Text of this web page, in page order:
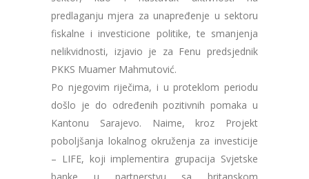
predlaganju mjera za unapređenje u sektoru
fiskalne i investicione politike, te smanjenja
nelikvidnosti, izjavio je za Fenu predsjednik
PKKS Muamer Mahmutović.
Po njegovim riječima, i u proteklom periodu
došlo je do određenih pozitivnih pomaka u
Kantonu Sarajevo. Naime, kroz Projekt
poboljšanja lokalnog okruženja za investicije
– LIFE, koji implementira grupacija Svjetske